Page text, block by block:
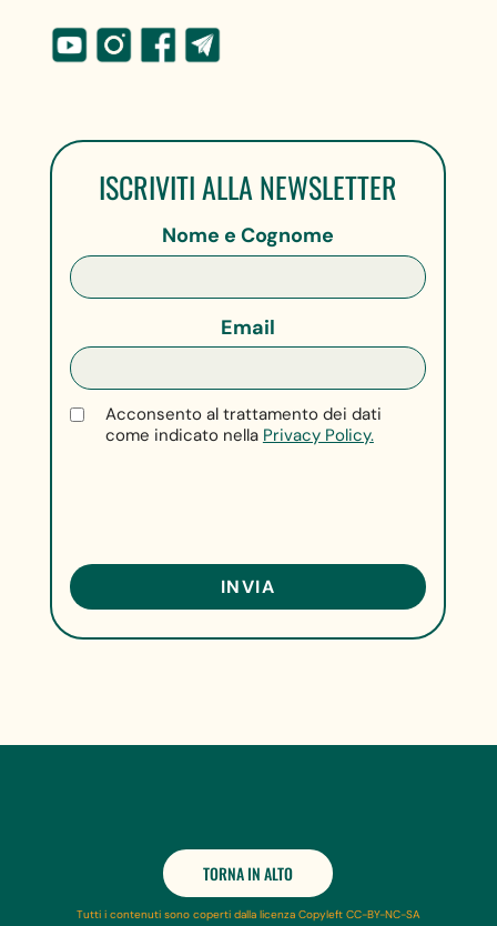
ISCRIVITI ALLA NEWSLETTER
Nome e Cognome
Email
Acconsento al trattamento dei dati
come indicato nella Privacy Policy.
TORNA IN ALTO
Tutti i contenuti sono coperti dalla licenza Copyleft CC-BY-NC-SA